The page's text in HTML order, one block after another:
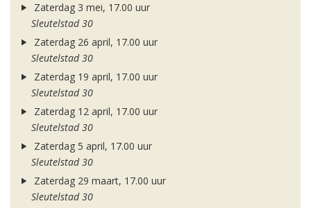
Zaterdag 3 mei, 17.00 uur
Sleutelstad 30
Zaterdag 26 april, 17.00 uur
Sleutelstad 30
Zaterdag 19 april, 17.00 uur
Sleutelstad 30
Zaterdag 12 april, 17.00 uur
Sleutelstad 30
Zaterdag 5 april, 17.00 uur
Sleutelstad 30
Zaterdag 29 maart, 17.00 uur
Sleutelstad 30